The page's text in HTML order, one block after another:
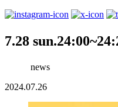
7.28
news
2024.07.26